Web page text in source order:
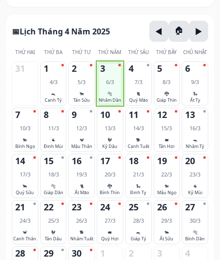
Lịch Tháng 4 Năm 2025
THỨ HAI THỨ BA THỨ TƯ THỨ NĂM THỨ SÁU THỨ BẢY CHỦ NHẬT
31 1
4/3
🐀
Canh Tý
2
5/3
🐂
Tân Sửu
3
6/3
🐅
Nhâm Dần
4
7/3
🐈
Quý Mão
5
8/3
🐉
Giáp Thìn
6
9/3
🐍
Ất Tỵ
7
10/3
🐎
Bính Ngọ
8
11/3
🐐
Đinh Mùi
9
12/3
🐒
Mậu Thân
10
13/3
🐓
Kỷ Dậu
11
14/3
🐕
Canh Tuất
12
15/3
🐖
Tân Hợi
13
16/3
🐀
Nhâm Tý
14
17/3
🐂
Quý Sửu
15
18/3
🐅
Giáp Dần
16
19/3
🐈
Ất Mão
17
20/3
🐉
Bính Thìn
18
21/3
🐍
Đinh Tỵ
19
22/3
🐎
Mậu Ngọ
20
23/3
🐐
Kỷ Mùi
21
24/3
🐒
Canh Thân
22
25/3
🐓
Tân Dậu
23
26/3
🐕
Nhâm Tuất
24
27/3
🐖
Quý Hợi
25
28/3
🐀
Giáp Tý
26
29/3
🐂
Ất Sửu
27
30/3
🐅
Bính Dần
28 29 30 1 2 3 4